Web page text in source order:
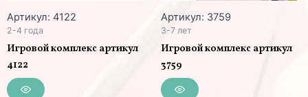
Артикул: 4122
2-4 года
Игровой комплекс артикул
4122
Артикул: 3759
3-7 лет
Игровой комплекс артикул
3759